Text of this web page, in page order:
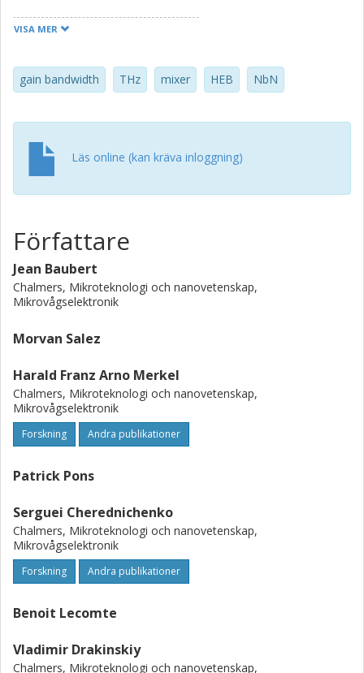
view, and compare it to measurements.
VISA MER
gain bandwidth THz mixer HEB NbN
Läs online (kan kräva inloggning)
Författare
Jean Baubert
Chalmers, Mikroteknologi och nanovetenskap,
Mikrovågselektronik
Morvan Salez
Harald Franz Arno Merkel
Chalmers, Mikroteknologi och nanovetenskap,
Mikrovågselektronik
Forskning Andra publikationer
Patrick Pons
Serguei Cherednichenko
Chalmers, Mikroteknologi och nanovetenskap,
Mikrovågselektronik
Forskning Andra publikationer
Benoit Lecomte
Vladimir Drakinskiy
Chalmers, Mikroteknologi och nanovetenskap,